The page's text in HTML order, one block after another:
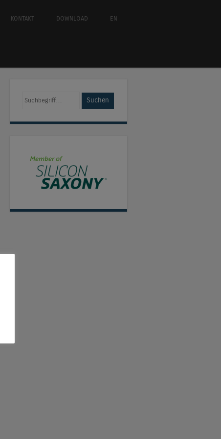
KONTAKT DOWNLOAD EN
Suchen